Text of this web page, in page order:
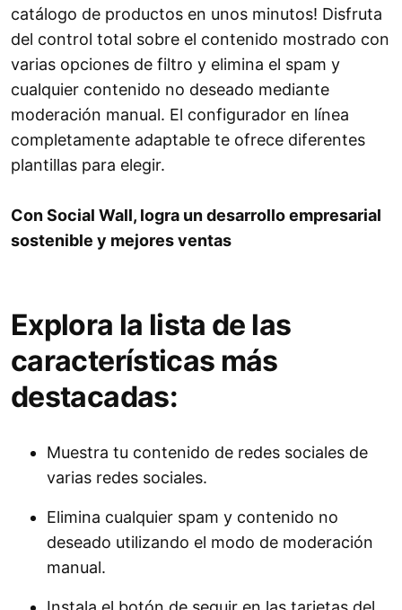
catálogo de productos en unos minutos! Disfruta
del control total sobre el contenido mostrado con
varias opciones de filtro y elimina el spam y
cualquier contenido no deseado mediante
moderación manual. El configurador en línea
completamente adaptable te ofrece diferentes
plantillas para elegir.
Con Social Wall, logra un desarrollo empresarial
sostenible y mejores ventas
Explora la lista de las
características más
destacadas:
Muestra tu contenido de redes sociales de
varias redes sociales.
Elimina cualquier spam y contenido no
deseado utilizando el modo de moderación
manual.